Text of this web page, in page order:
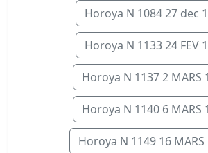
Horoya N 1084 27 dec
Horoya N 1133 24 FEV
Horoya N 1137 2 MARS
Horoya N 1140 6 MARS
Horoya N 1149 16 MARS